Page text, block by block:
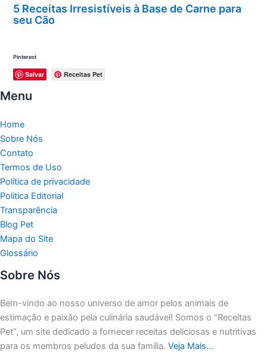
5 Receitas Irresistíveis à Base de Carne para
seu Cão
Pinterest
Salvar Receitas Pet
Menu
Home
Sobre Nós
Contato
Termos de Uso
Política de privacidade
Politica Editorial
Transparência
Blog Pet
Mapa do Site
Glossário
Sobre Nós
Bem-vindo ao nosso universo de amor pelos animais de
estimação e paixão pela culinária saudável! Somos o “Receitas
Pet”, um site dedicado a fornecer receitas deliciosas e nutritivas
para os membros peludos da sua família. Veja Mais…